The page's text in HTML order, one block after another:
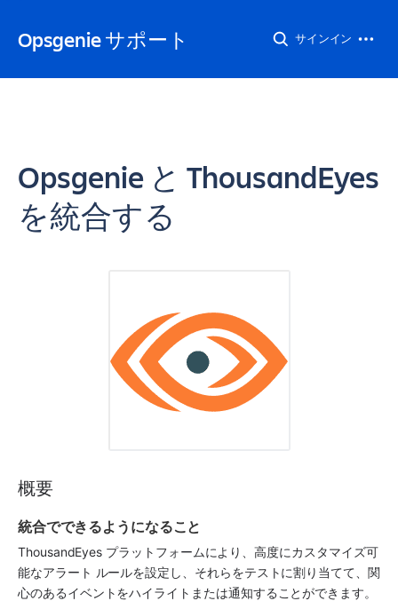
Opsgenie サポート サインイン
Opsgenie と ThousandEyes
を統合する
概要
統合でできるようになること
ThousandEyes プラットフォームにより、高度にカスタマイズ可
能なアラート ルールを設定し、それらをテストに割り当てて、関
心のあるイベントをハイライトまたは通知することができます。